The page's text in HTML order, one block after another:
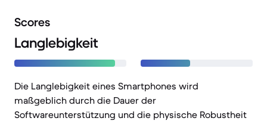
Scores
Langlebigkeit
Die Langlebigkeit eines Smartphones wird
maßgeblich durch die Dauer der
Softwareunterstützung und die physische Robustheit